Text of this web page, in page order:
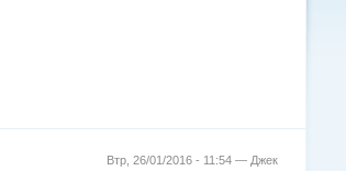
Втр, 26/01/2016 - 11:54 — Джек